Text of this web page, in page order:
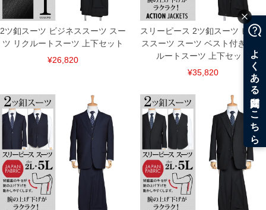
2ツ釦スーツ ビジネススーツ スー
ツ リクルートスーツ 上下セット
¥26,820
スリーピース 2ツ釦スーツ ビジネ
ススーツ スーツ ベスト付き リク
ルートスーツ 上下セット
¥35,820